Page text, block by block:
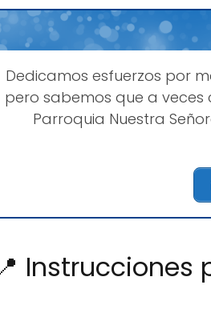
Dedicamos esfuerzos por
pero sabemos que a
Parroquia Nuestra
Instrucciones